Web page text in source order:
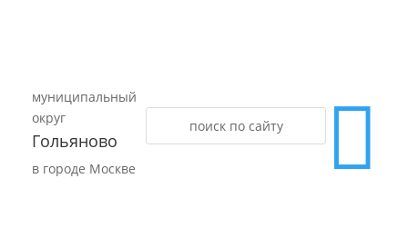
муниципальный
округ
Гольяново
в городе Москве 